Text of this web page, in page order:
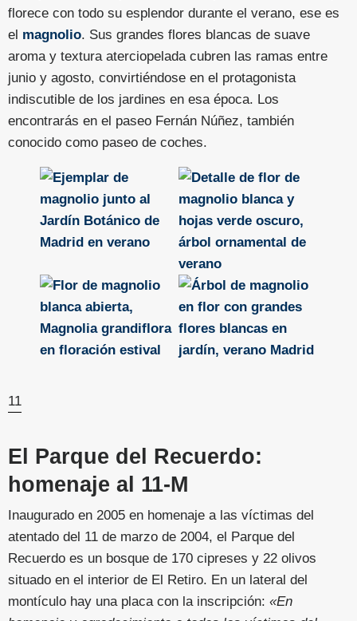
florece con todo su esplendor durante el verano, ese es
el magnolio. Sus grandes flores blancas de suave
aroma y textura aterciopelada cubren las ramas entre
junio y agosto, convirtiéndose en el protagonista
indiscutible de los jardines en esa época. Los
encontrarás en el paseo Fernán Núñez, también
conocido como paseo de coches.
11
El Parque del Recuerdo:
homenaje al 11-M
Inaugurado en 2005 en homenaje a las víctimas del
atentado del 11 de marzo de 2004, el Parque del
Recuerdo es un bosque de 170 cipreses y 22 olivos
situado en el interior de El Retiro. En un lateral del
montículo hay una placa con la inscripción: «En